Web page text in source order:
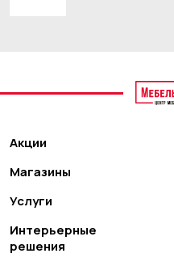
Акции
Магазины
Услуги
Интерьерные
решения